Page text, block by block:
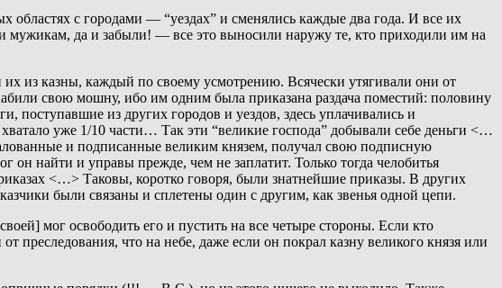
с городами — “уездах” и сменялись каждые два года. И все их
мужикам, да и забыли! — все это выносили наружу те, кто приходили им на
из казны, каждый по своему усмотрению. Всячески утягивали они от
свою мошну, ибо им одним была приказана раздача поместий: половину
из других городов и уездов, здесь уплачивались и
уже 1/10 части… Так эти “великие господа” добывали себе деньги <…
и подписанные великим князем, получал свою подписную
он найти и управы прежде, чем не заплатит. Только тогда челобитья
<…> Таковы, коротко говоря, были знатнейшие приказы. В других
были связаны и сплетены один с другим, как звенья одной цепи.
мог освободить его и пустить на все четыре стороны. Если кто
преследования, что на небе, даже если он покрал казну великого князя или